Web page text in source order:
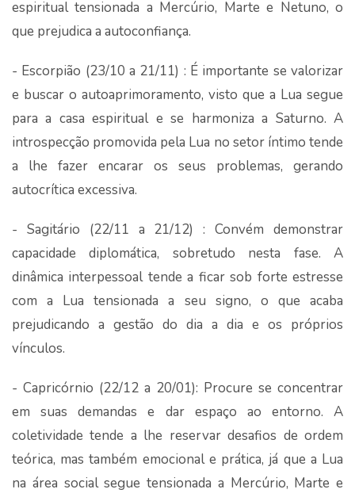
espiritual tensionada a Mercúrio, Marte e Netuno, o
que prejudica a autoconfiança.
- Escorpião (23/10 a 21/11) : É importante se valorizar
e buscar o autoaprimoramento, visto que a Lua segue
para a casa espiritual e se harmoniza a Saturno. A
introspecção promovida pela Lua no setor íntimo tende
a lhe fazer encarar os seus problemas, gerando
autocrítica excessiva.
- Sagitário (22/11 a 21/12) : Convém demonstrar
capacidade diplomática, sobretudo nesta fase. A
dinâmica interpessoal tende a ficar sob forte estresse
com a Lua tensionada a seu signo, o que acaba
prejudicando a gestão do dia a dia e os próprios
vínculos.
- Capricórnio (22/12 a 20/01): Procure se concentrar
em suas demandas e dar espaço ao entorno. A
coletividade tende a lhe reservar desafios de ordem
teórica, mas também emocional e prática, já que a Lua
na área social segue tensionada a Mercúrio, Marte e